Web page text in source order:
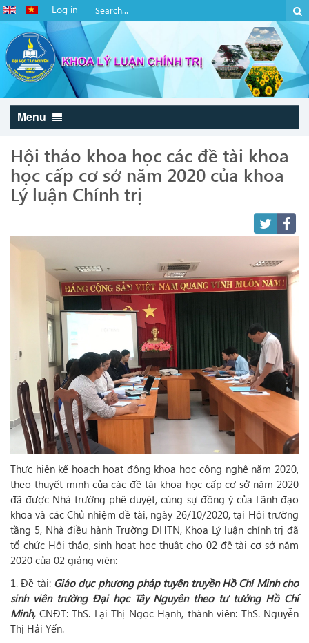
Log in
Menu
Hội thảo khoa học các đề tài khoa
học cấp cơ sở năm 2020 của khoa
Lý luận Chính trị
Thực hiện kế hoạch hoạt động khoa học công nghệ năm 2020,
theo thuyết minh của các đề tài khoa học cấp cơ sở năm 2020
đã được Nhà trường phê duyệt, cùng sự đồng ý của Lãnh đạo
khoa và các Chủ nhiệm đề tài, ngày 26/10/2020, tại Hội trường
tầng 5, Nhà điều hành Trường ĐHTN, Khoa Lý luận chính trị đã
tổ chức Hội thảo, sinh hoạt học thuật cho 02 đề tài cơ sở năm
2020 của 02 giảng viên:
1. Đề tài: Giáo dục phương pháp tuyên truyền Hồ Chí Minh cho
sinh viên trường Đại học Tây Nguyên theo tư tưởng Hồ Chí
Minh, CNĐT: ThS. Lại Thị Ngọc Hạnh, thành viên: ThS. Nguyễn
Thị Hải Yến.